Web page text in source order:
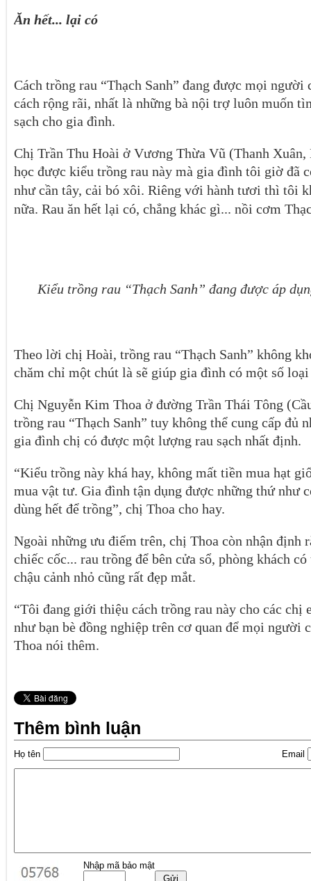
Ăn hết... lại có
Cách trồng rau “Thạch Sanh” đang được mọi người
cách rộng rãi, nhất là những bà nội trợ luôn muốn
sạch cho gia đình.
Chị Trần Thu Hoài ở Vương Thừa Vũ (Thanh
học được kiểu trồng rau này mà gia đình tôi giờ đã
như cần tây, cải bó xôi. Riêng với hành tươi thì tôi
nữa. Rau ăn hết lại có, chẳng khác gì... nồi cơm
Kiểu trồng rau “Thạch Sanh” đang được áp
Theo lời chị Hoài, trồng rau “Thạch Sanh” không
chăm chỉ một chút là sẽ giúp gia đình có một số
Chị Nguyễn Kim Thoa ở đường Trần Thái Tông
trồng rau “Thạch Sanh” tuy không thể cung cấp đủ
gia đình chị có được một lượng rau sạch nhất định.
“Kiểu trồng này khá hay, không mất tiền mua hạt
mua vật tư. Gia đình tận dụng được những thứ như
dùng hết để trồng”, chị Thoa cho hay.
Ngoài những ưu điểm trên, chị Thoa còn nhận định
chiếc cốc... rau trồng để bên cửa sổ, phòng khách
chậu cảnh nhỏ cũng rất đẹp mắt.
“Tôi đang giới thiệu cách trồng rau này cho các chị
như bạn bè đồng nghiệp trên cơ quan để mọi người
Thoa nói thêm.
Thêm bình luận
Họ tên Email
Nhập mã bảo mật